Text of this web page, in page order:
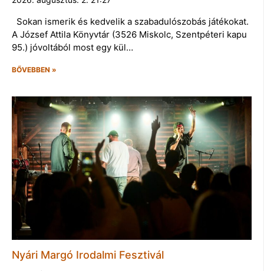
Sokan ismerik és kedvelik a szabadulószobás játékokat.
A József Attila Könyvtár (3526 Miskolc, Szentpéteri kapu
95.) jóvoltából most egy kül…
BŐVEBBEN »
Nyári Margó Irodalmi Fesztivál